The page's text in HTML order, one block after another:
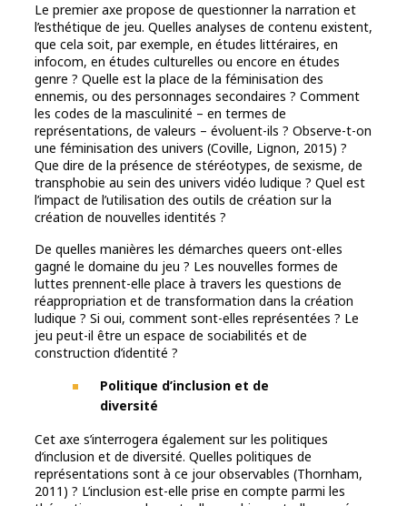
Le premier axe propose de questionner la narration et
l’esthétique de jeu. Quelles analyses de contenu existent,
que cela soit, par exemple, en études littéraires, en
infocom, en études culturelles ou encore en études
genre ? Quelle est la place de la féminisation des
ennemis, ou des personnages secondaires ? Comment
les codes de la masculinité – en termes de
représentations, de valeurs – évoluent-ils ? Observe-t-on
une féminisation des univers (Coville, Lignon, 2015) ?
Que dire de la présence de stéréotypes, de sexisme, de
transphobie au sein des univers vidéo ludique ? Quel est
l’impact de l’utilisation des outils de création sur la
création de nouvelles identités ?
De quelles manières les démarches queers ont-elles
gagné le domaine du jeu ? Les nouvelles formes de
luttes prennent-elle place à travers les questions de
réappropriation et de transformation dans la création
ludique ? Si oui, comment sont-elles représentées ? Le
jeu peut-il être un espace de sociabilités et de
construction d’identité ?
Politique d’inclusion et de
diversité
Cet axe s’interrogera également sur les politiques
d’inclusion et de diversité. Quelles politiques de
représentations sont à ce jour observables (Thornham,
2011) ? L’inclusion est-elle prise en compte parmi les